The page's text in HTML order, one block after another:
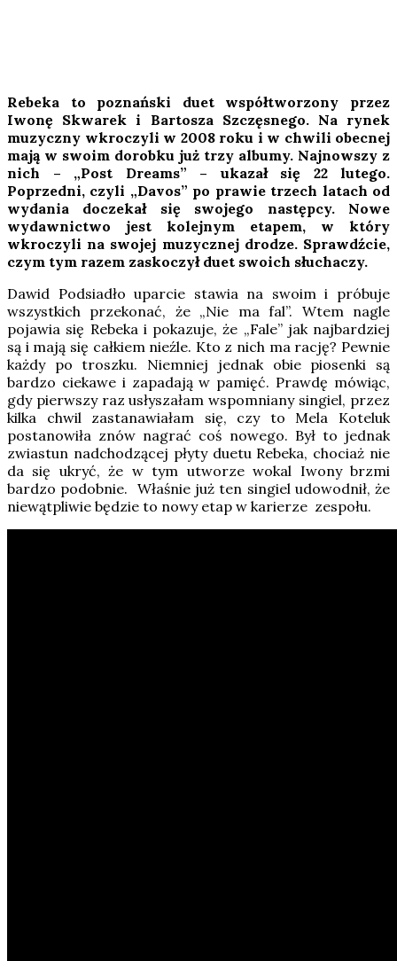
Rebeka to poznański duet współtworzony przez
Iwonę Skwarek i Bartosza Szczęsnego. Na rynek
muzyczny wkroczyli w 2008 roku i w chwili obecnej
mają w swoim dorobku już trzy albumy. Najnowszy z
nich – „Post Dreams” – ukazał się 22 lutego.
Poprzedni, czyli „Davos” po prawie trzech latach od
wydania doczekał się swojego następcy. Nowe
wydawnictwo jest kolejnym etapem, w który
wkroczyli na swojej muzycznej drodze. Sprawdźcie,
czym tym razem zaskoczył duet swoich słuchaczy.
Dawid Podsiadło uparcie stawia na swoim i próbuje
wszystkich przekonać, że „Nie ma fal”. Wtem nagle
pojawia się Rebeka i pokazuje, że „Fale” jak najbardziej
są i mają się całkiem nieźle. Kto z nich ma rację? Pewnie
każdy po troszku. Niemniej jednak obie piosenki są
bardzo ciekawe i zapadają w pamięć. Prawdę mówiąc,
gdy pierwszy raz usłyszałam wspomniany singiel, przez
kilka chwil zastanawiałam się, czy to Mela Koteluk
postanowiła znów nagrać coś nowego. Był to jednak
zwiastun nadchodzącej płyty duetu Rebeka, chociaż nie
da się ukryć, że w tym utworze wokal Iwony brzmi
bardzo podobnie. Właśnie już ten singiel udowodnił, że
niewątpliwie będzie to nowy etap w karierze zespołu.